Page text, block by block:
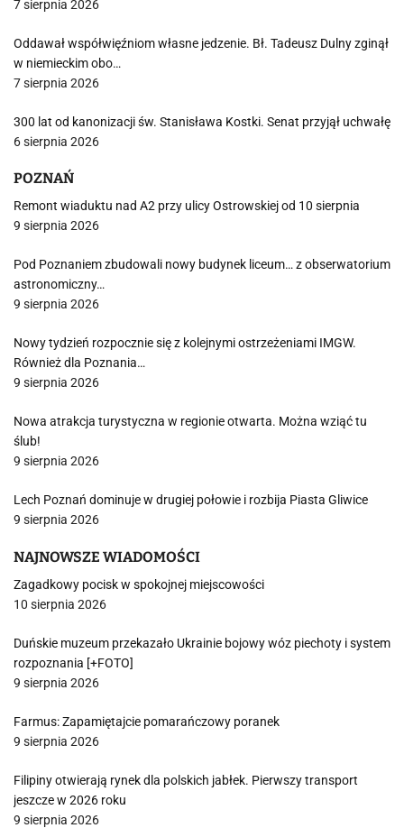
7 sierpnia 2026
Oddawał współwięźniom własne jedzenie. Bł. Tadeusz Dulny zginął
w niemieckim obo…
7 sierpnia 2026
300 lat od kanonizacji św. Stanisława Kostki. Senat przyjął uchwałę
6 sierpnia 2026
POZNAŃ
Remont wiaduktu nad A2 przy ulicy Ostrowskiej od 10 sierpnia
9 sierpnia 2026
Pod Poznaniem zbudowali nowy budynek liceum… z obserwatorium
astronomiczny…
9 sierpnia 2026
Nowy tydzień rozpocznie się z kolejnymi ostrzeżeniami IMGW.
Również dla Poznania…
9 sierpnia 2026
Nowa atrakcja turystyczna w regionie otwarta. Można wziąć tu
ślub!
9 sierpnia 2026
Lech Poznań dominuje w drugiej połowie i rozbija Piasta Gliwice
9 sierpnia 2026
NAJNOWSZE WIADOMOŚCI
Zagadkowy pocisk w spokojnej miejscowości
10 sierpnia 2026
Duńskie muzeum przekazało Ukrainie bojowy wóz piechoty i system
rozpoznania [+FOTO]
9 sierpnia 2026
Farmus: Zapamiętajcie pomarańczowy poranek
9 sierpnia 2026
Filipiny otwierają rynek dla polskich jabłek. Pierwszy transport
jeszcze w 2026 roku
9 sierpnia 2026